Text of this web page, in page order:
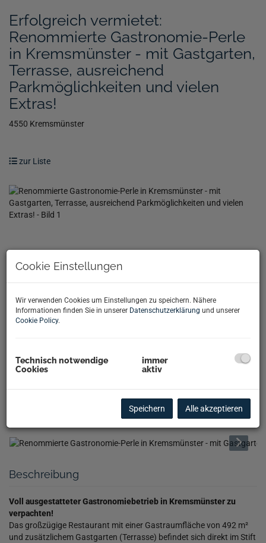
Erfolgreich vermietet:
Renommierte Gastronomie-Perle
in Kremsmünster - mit Gastgarten,
Terrasse, ausreichend
Parkmöglichkeiten und vielen
Extras!
4550 Kremsmünster
zur Liste
Beschreibung
Voll ausgestatteter Gastronomiebetrieb in Kremsmünster zu
verpachten!
Das großzügige Restaurant mit einer Gastraumfläche von 492 m²
und zusätzlichem Gastgarten (Terrasse) befindet sich direkt im Stift
Cookie Einstellungen
Wir verwenden Cookies um Einstellungen zu speichern. Nähere
Informationen finden Sie in unserer Datenschutzerklärung und unserer
Cookie Policy.
Technisch notwendige
Cookies
immer
aktiv
Speichern Alle akzeptieren